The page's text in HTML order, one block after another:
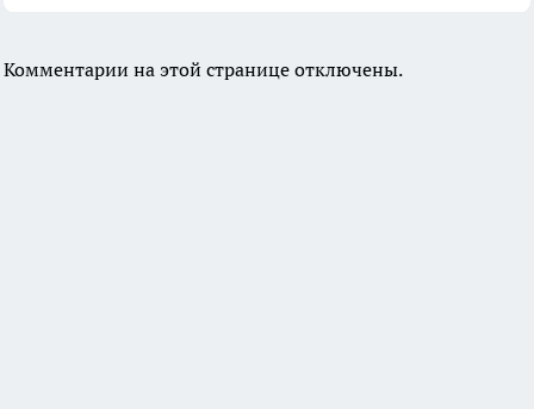
Комментарии на этой странице отключены.